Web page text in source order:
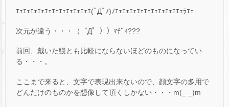
ｴｪｴｪｴｪｴｪｴｪｴｪｴｪｴｪｴｪｴｪｴ(ﾟДﾟﾉ)ﾉｴｪｴｪｴｪｴｪｴｪｴｪｴｪｴｪｴｴｪﾗｴｪ
次元が違う・・・（゜Д゜））ﾏﾁﾞｨ???
前回、戴いた鰻とも比較にならないほどのものになってい
る・・・。
ここまで来ると、文字で表現出来ないので、顔文字の多用で
どんだけのものかを想像して頂くしかない・・・m(_ _)m